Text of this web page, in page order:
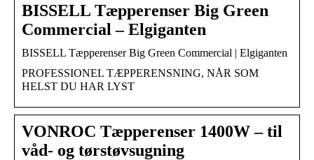
BISSELL Tæpperenser Big Green
Commercial – Elgiganten
BISSELL Tæpperenser Big Green Commercial | Elgiganten
PROFESSIONEL TÆPPERENSNING, NÅR SOM
HELST DU HAR LYST
VONROC Tæpperenser 1400W – til
våd- og tørstøvsugning